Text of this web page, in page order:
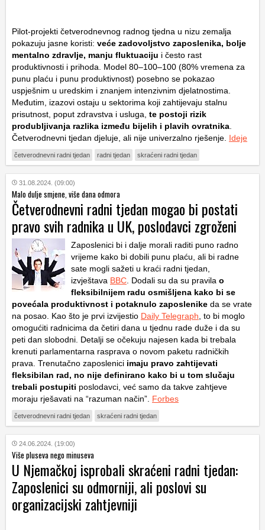
Pilot-projekti četverodnevnog radnog tjedna u nizu zemalja
pokazuju jasne koristi: veće zadovoljstvo zaposlenika, bolje
mentalno zdravlje, manju fluktuaciju i često rast
produktivnosti i prihoda. Model 80–100–100 (80% vremena za
punu plaću i punu produktivnost) posebno se pokazao
uspješnim u uredskim i znanjem intenzivnim djelatnostima.
Međutim, izazovi ostaju u sektorima koji zahtijevaju stalnu
prisutnost, poput zdravstva i usluga, te postoji rizik
produbljivanja razlika između bijelih i plavih ovratnika
Četverodnevni tjedan djeluje, ali nije univerzalno rješenje. Ideje
četverodnevni radni tjedan radni tjedan skraćeni radni tjedan
31.08.2024. (09:00)
Malo dulje smjene, više dana odmora
Četverodnevni radni tjedan mogao bi postati
pravo svih radnika u UK, poslodavci zgroženi
Zaposlenici bi i dalje morali raditi puno radno
vrijeme kako bi dobili punu plaću, ali bi radne
sate mogli sažeti u kraći radni tjedan,
izvještava BBC . Dodali su da su pravila o
fleksibilnijem radu osmišljena kako bi se
povećala produktivnost i potaknulo zaposlenike da se vrate
na posao. Kao što je prvi izvijestio Daily Telegraph , to bi moglo
omogućiti radnicima da četiri dana u tjednu rade duže i da su
peti dan slobodni. Detalji se očekuju najesen kada bi trebala
krenuti parlamentarna rasprava o novom paketu radničkih
prava. Trenutačno zaposlenici imaju pravo zahtijevati
fleksibilan rad, no nije definirano kako bi u tom slučaju
trebali postupiti poslodavci, već samo da takve zahtjeve
moraju rješavati na “razuman način”. Forbes
četverodnevni radni tjedan skraćeni radni tjedan
24.06.2024. (19:00)
Više pluseva nego minuseva
U Njemačkoj isprobali skraćeni radni tjedan:
Zaposlenici su odmorniji, ali poslovi su
organizacijski zahtjevniji